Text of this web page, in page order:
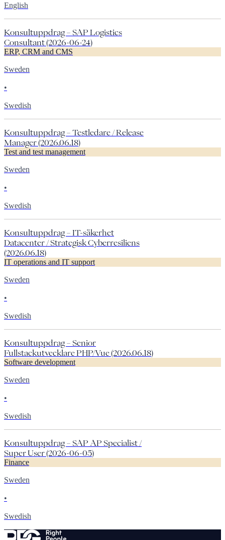
English
Konsultuppdrag – SAP Logistics
Consultant (2026-06-24)
ERP, CRM and CMS
Sweden
•
Swedish
Konsultuppdrag – Testledare / Release
Manager (2026.06.18)
Test and test management
Sweden
•
Swedish
Konsultuppdrag – IT-säkerhet
Datacenter / Strategisk Cyberresiliens
(2026.06.18)
IT operations and IT support
Sweden
•
Swedish
Konsultuppdrag – Senior
Fullstackutvecklare PHP/Vue (2026.06.18)
Software development
Sweden
•
Swedish
Konsultuppdrag – SAP AP Specialist /
Super User (2026-06-05)
Finance
Sweden
•
Swedish